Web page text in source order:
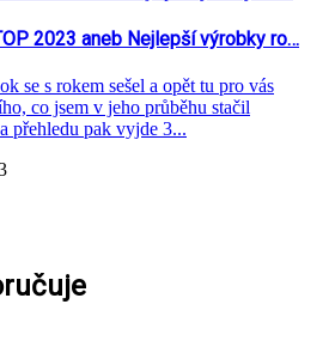
2023 aneb Nejlepší výrobky ro…
s rokem sešel a opět tu pro vás
co jsem v jeho průběhu stačil
přehledu pak vyjde 3...